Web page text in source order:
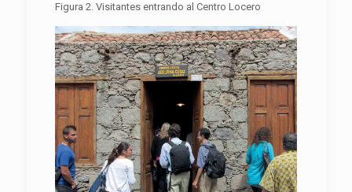
Figura 2. Visitantes entrando al Centro Locero